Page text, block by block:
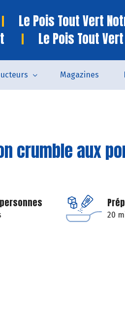
Le Pois Tout Vert
Le Pois Tout
Magazines
crumble aux
20